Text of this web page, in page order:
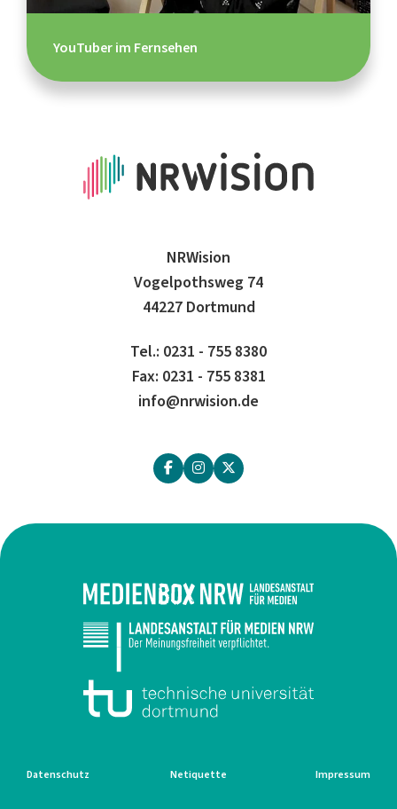
YouTuber im Fernsehen
NRWision
Vogelpothsweg 74
44227 Dortmund
Tel.: 0231 - 755 8380
Fax: 0231 - 755 8381
info@nrwision.de
Datenschutz Netiquette Impressum